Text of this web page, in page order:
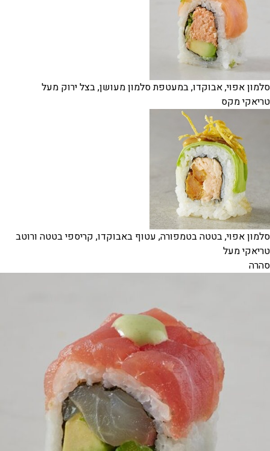
סלמון אפוי, אבוקדו, במעטפת סלמון מעושן, בצל ירוק מעל
טריאקי מקס
סלמון אפוי, בטטה בטמפורה, עטוף באבוקדו, קריספי בטטה ורוטב
טריאקי מעל
סהרה